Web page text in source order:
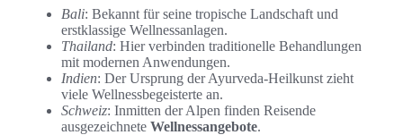
Bali: Bekannt für seine tropische Landschaft und
erstklassige Wellnessanlagen.
Thailand: Hier verbinden traditionelle Behandlungen
mit modernen Anwendungen.
Indien: Der Ursprung der Ayurveda-Heilkunst zieht
viele Wellnessbegeisterte an.
Schweiz: Inmitten der Alpen finden Reisende
ausgezeichnete Wellnessangebote.